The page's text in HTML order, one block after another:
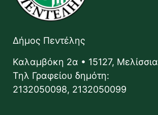
Δήμος Πεντέλης
Καλαμβόκη 2α • 15127, Μελίσσια
Τηλ Γραφείου δημότη:
2132050098, 2132050099